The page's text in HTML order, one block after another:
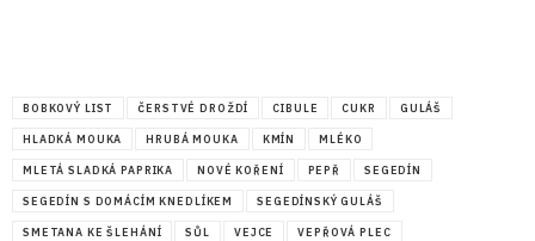
BOBKOVÝ LIST ČERSTVÉ DROŽDÍ CIBULE CUKR GULÁŠ
HLADKÁ MOUKA HRUBÁ MOUKA KMÍN MLÉKO
MLETÁ SLADKÁ PAPRIKA NOVÉ KOŘENÍ PEPŘ SEGEDÍN
SEGEDÍN S DOMÁCÍM KNEDLÍKEM SEGEDÍNSKÝ GULÁŠ
SMETANA KE ŠLEHÁNÍ SŮL VEJCE VEPŘOVÁ PLEC